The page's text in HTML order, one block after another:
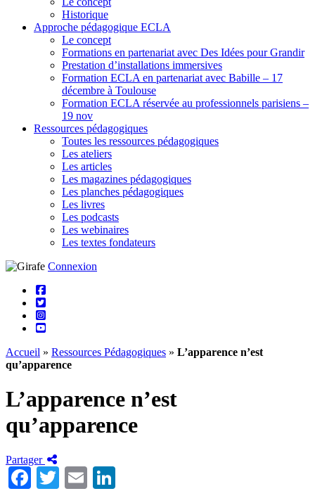
Historique
Approche pédagogique ECLA
Le concept
Formations en partenariat avec Des Idées pour Grandir
Prestation d’installations immersives
Formation ECLA en partenariat avec Babille – 17
décembre à Toulouse
Formation ECLA réservée au professionnels parisiens –
19 nov
Ressources pédagogiques
Toutes les ressources pédagogiques
Les ateliers
Les articles
Les magazines pédagogiques
Les planches pédagogiques
Les livres
Les podcasts
Les webinaires
Les textes fondateurs
Connexion
Accueil » Ressources Pédagogiques » L’apparence n’est
qu’apparence
L’apparence n’est
qu’apparence
Partager
Facebook
TwitterEmail